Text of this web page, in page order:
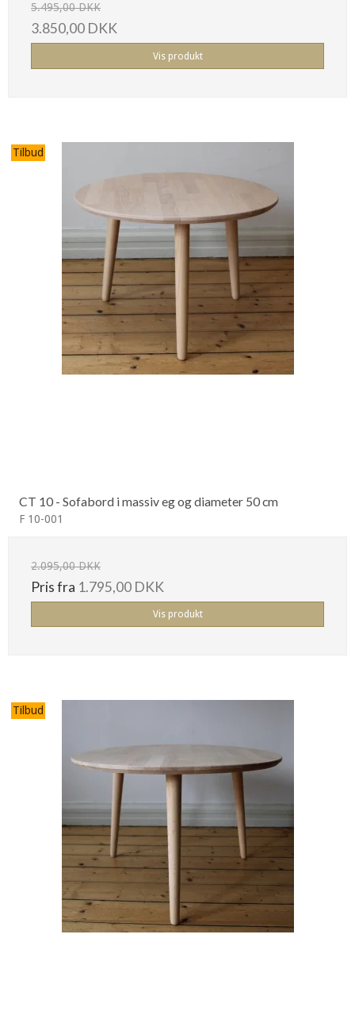
5.495,00 DKK
3.850,00 DKK
Vis produkt
Tilbud
CT 10 - Sofabord i massiv eg og diameter 50 cm
F 10-001
2.095,00 DKK
Pris fra 1.795,00 DKK
Vis produkt
Tilbud